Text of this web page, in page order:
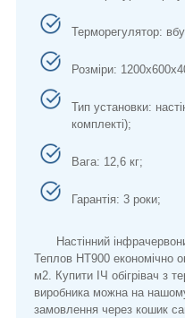
Терморегулятор:
Розміри:
Тип установки:
комплекті);
Вага: 12,6 кг;
Гарантія: 3 роки;
Настінний
Теплов НТ900 економічно
м2. Купити ІЧ обігрівач з
виробника можна на
замовлення через кошик